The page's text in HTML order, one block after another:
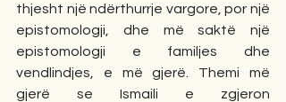
thjesht një ndërthurrje vargore, por një
epistomologji, dhe më saktë një
epistomologji e familjes dhe
vendlindjes, e më gjerë. Themi më
gjerë se Ismaili e zgjeron